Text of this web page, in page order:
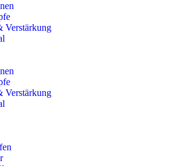
Verstärkung
Verstärkung